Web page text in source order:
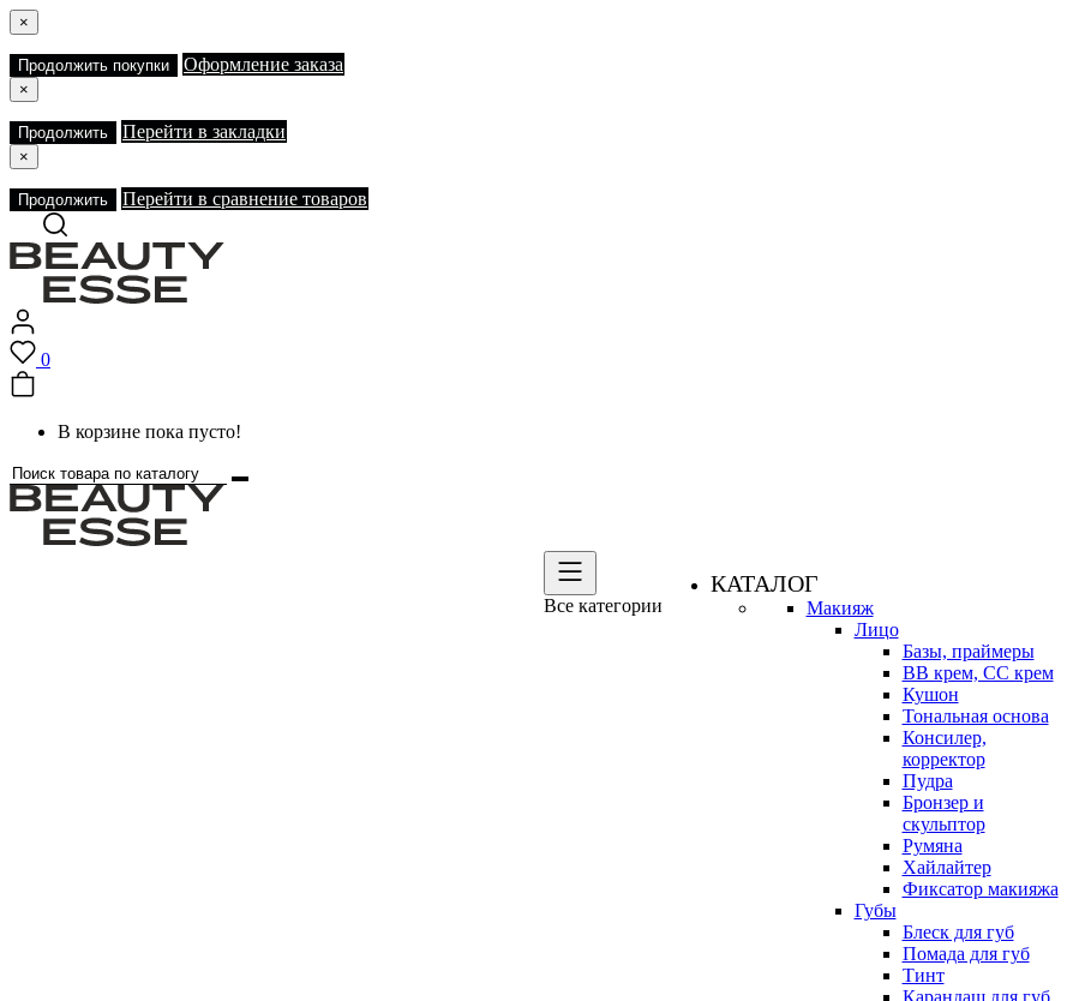
×
Продолжить покупки Оформление заказа
×
Продолжить Перейти в закладки
×
Продолжить Перейти в сравнение товаров
0
В корзине пока пусто!
Все категории
КАТАЛОГ
Макияж
Лицо
Базы, праймеры
BB крем, CC крем
Кушон
Тональная основа
Консилер,
корректор
Пудра
Бронзер и
скульптор
Румяна
Хайлайтер
Фиксатор макияжа
Губы
Блеск для губ
Помада для губ
Тинт
Карандаш для губ